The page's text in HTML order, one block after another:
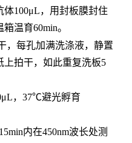
体100μL，用封板膜封住
温育60min。
，每孔加满洗涤液，静置
上拍干，如此重复洗板5
，37℃避光孵育
内在450nm波长处测